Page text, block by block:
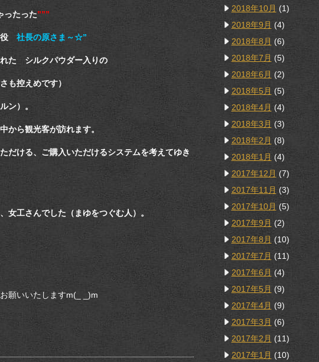
ったった”””
役 社長の原さま～☆”
た シルクパウダー入りの
さも控えめです）
ン）。
ら観光客が訪れます。
だける、ご購入いただけるシステムを考えてゆき
女工さんでした（まゆをつぐむ人）。
願いいたしますm(_ _)m
2018年10月 (1)
2018年9月 (4)
2018年8月 (6)
2018年7月 (5)
2018年6月 (2)
2018年5月 (5)
2018年4月 (4)
2018年3月 (3)
2018年2月 (8)
2018年1月 (4)
2017年12月 (7)
2017年11月 (3)
2017年10月 (5)
2017年9月 (2)
2017年8月 (10)
2017年7月 (11)
2017年6月 (4)
2017年5月 (9)
2017年4月 (9)
2017年3月 (6)
2017年2月 (11)
2017年1月 (10)